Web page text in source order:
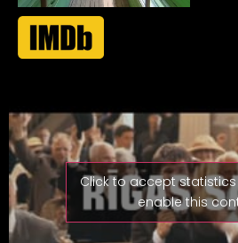
Click to accept
enable this